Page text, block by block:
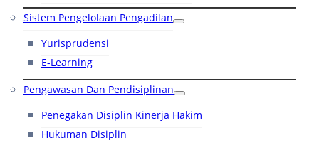
Sistem Pengelolaan Pengadilan
Yurisprudensi
E-Learning
Pengawasan Dan Pendisiplinan
Penegakan Disiplin Kinerja Hakim
Hukuman Disiplin